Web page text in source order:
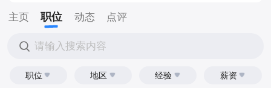
主页 职位 动态 点评
请输入搜索内容
职位 地区 经验 薪资